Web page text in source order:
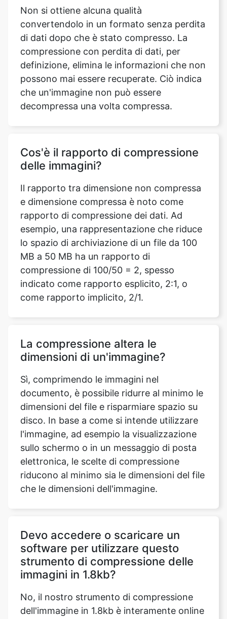
compressione con perdita di dati, per
definizione, elimina le informazioni che non
possono mai essere recuperate. Ciò indica
che un'immagine non può essere
decompressa una volta compressa.
Cos'è il rapporto di compressione
Il rapporto tra dimensione non compressa
e dimensione compressa è noto come
esempio, una rappresentazione che riduce
lo spazio di archiviazione di un file da 100
MB a 50 MB ha un rapporto di
compressione di 100/50 = 2, spesso
indicato come rapporto esplicito, 2:1, o
come rapporto implicito, 2/1.
La compressione altera le
Sì, comprimendo le immagini nel
documento, è possibile ridurre al minimo le
disco. In base a come si intende utilizzare
l'immagine, ad esempio la visualizzazione
sullo schermo o in un messaggio di posta
elettronica, le scelte di compressione
riducono al minimo sia le dimensioni del file
che le dimensioni dell'immagine.
Devo accedere o scaricare un
immagini in 1.8kb?
No, il nostro strumento di compressione
dell'immagine in 1.8kb è interamente online
nessuna delle tue informazioni personali,
come il tuo indirizzo email o la tua